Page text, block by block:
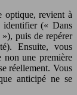
optique, revient à
identifier (« Dans
puis de repérer
Ensuite, vous
non une première
réellement. Vous
anticipé ne se